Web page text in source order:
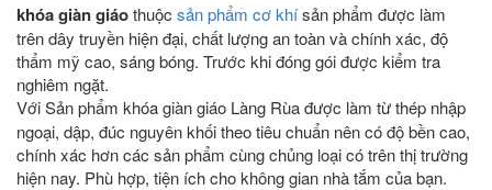
khóa giàn giáothuộc sản phẩm cơ khísản phẩm được làm
trên dây truyền hiện đại, chất lượng an toàn và chính xác, độ
thẩm mỹ cao, sáng bóng. Trước khi đóng gói được kiểm tra
nghiêm ngặt.
Với Sản phẩm khóa giàn giáo Làng Rùa được làm từ thép nhập
ngoại, dập, đúc nguyên khối theo tiêu chuẩn nên có độ bền cao,
chính xác hơn các sản phẩm cùng chủng loại có trên thị trường
hiện nay. Phù hợp, tiện ích cho không gian nhà tắm của bạn.